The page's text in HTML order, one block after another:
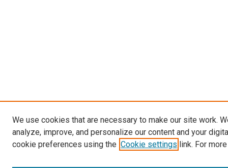
We use cookies that are necessary to make our site work.
analyze, improve, and personalize our content and your
cookie preferences using the Cookie settings link. For